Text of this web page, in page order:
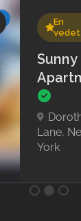
En
Sunny
Lane,
York